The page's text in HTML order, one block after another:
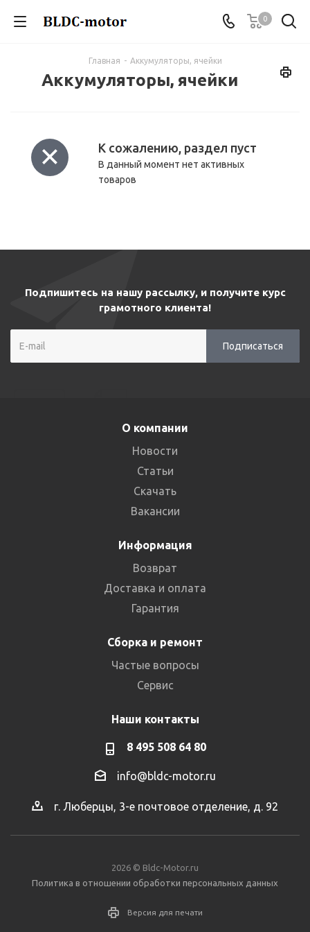
0
Главная - Аккумуляторы, ячейки
Аккумуляторы, ячейки
К сожалению, раздел пуст
В данный момент нет активных
товаров
Подпишитесь на нашу рассылку, и получите курс
грамотного клиента!
О компании
Новости
Статьи
Скачать
Вакансии
Информация
Возврат
Доставка и оплата
Гарантия
Сборка и ремонт
Частые вопросы
Сервис
Наши контакты
8 495 508 64 80
info@bldc-motor.ru
г. Люберцы, 3-е почтовое отделение, д. 92
2026 © Bldc-Motor.ru
Политика в отношении обработки персональных данных
Версия для печати